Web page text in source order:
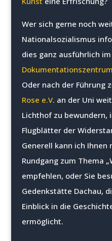
Wer sich gerne noch
Nationalsozialismus
dies ganz ausführlich im
Dokumentationszentrum
Oder nach der Führung
Rose e.V. an der Uni
Lichthof zu bewundern,
Flugblätter der
Generell kann ich
Rundgang zum Thema
empfehlen, oder Sie
Gedenkstätte Dachau,
Einblick in die
ermöglicht.